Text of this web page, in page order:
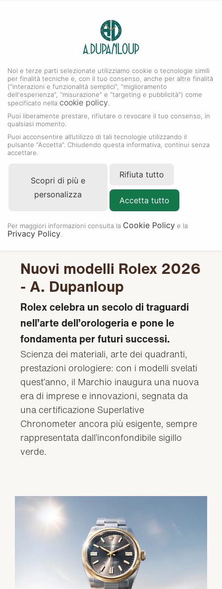
Nuovi modelli 2026
Nuovi modelli Rolex 2026
- A. Dupanloup
Rolex celebra un secolo di traguardi
nell’arte dell’orologeria e pone le
fondamenta per futuri successi.
Scienza dei materiali, arte dei quadranti,
prestazioni orologiere: con i modelli svelati
quest’anno, il Marchio inaugura una nuova
era di imprese e innovazioni, segnata da
una certificazione Superlative
Chronometer ancora più esigente, sempre
rappresentata dall’inconfondibile sigillo
verde.
Noi e terze parti selezionate utilizziamo cookie o tecnologie simili
per finalità tecniche e, con il tuo consenso, anche per altre finalità
(“interazioni e funzionalità semplici”, “miglioramento
dell'esperienza”, “misurazione” e “targeting e pubblicità”) come
specificato nella cookie policy
Puoi liberamente prestare, rifiutare o revocare il tuo consenso, in
qualsiasi momento.
Puoi acconsentire all’utilizzo di tali tecnologie utilizzando il
pulsante “Accetta”. Chiudendo questa informativa, continui senza
accettare.
Scopri di più e
personalizza
Rifiuta tutto
Accetta tutto
Per maggiori informazioni consulta la Cookie Policy e la
Privacy Policy